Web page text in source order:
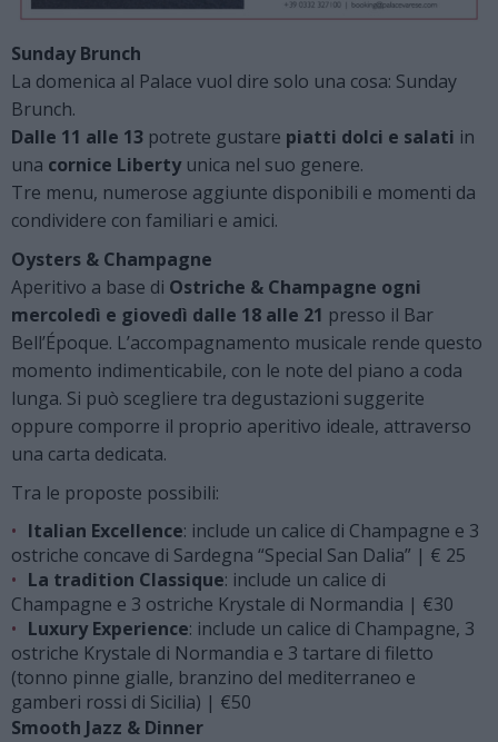
Sunday Brunch
La domenica al Palace vuol dire solo una cosa: Sunday
Brunch.
Dalle 11 alle 13 potrete gustare piatti dolci e salati in
una cornice Libertyunica nel suo genere.
Tre menu, numerose aggiunte disponibili e momenti da
condividere con familiari e amici.
Oysters & Champagne
Aperitivo a base di Ostriche & Champagne ogni
mercoledì e giovedì dalle 18 alle 21 presso il Bar
Bell’Époque. L’accompagnamento musicale rende questo
momento indimenticabile, con le note del piano a coda
lunga. Si può scegliere tra degustazioni suggerite
oppure comporre il proprio aperitivo ideale, attraverso
una carta dedicata.
Tra le proposte possibili:
Italian Excellence: include un calice di Champagne e 3
ostriche concave di Sardegna “Special San Dalia” | € 25
La tradition Classique: include un calice di
Champagne e 3 ostriche Krystale di Normandia | €30
Luxury Experience: include un calice di Champagne, 3
ostriche Krystale di Normandia e 3 tartare di filetto
(tonno pinne gialle, branzino del mediterraneo e
gamberi rossi di Sicilia) | €50
Smooth Jazz & Dinner